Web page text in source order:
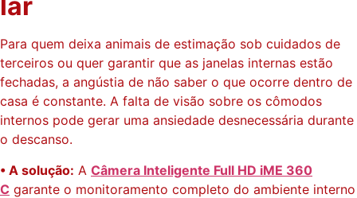
lar
Para quem deixa animais de estimação sob cuidados de
terceiros ou quer garantir que as janelas internas estão
fechadas, a angústia de não saber o que ocorre dentro de
casa é constante. A falta de visão sobre os cômodos
internos pode gerar uma ansiedade desnecessária durante
o descanso.
• A solução: A Câmera Inteligente Full HD iME 360
C garante o monitoramento completo do ambiente interno